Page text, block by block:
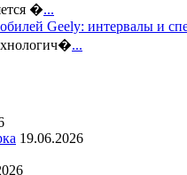
�...
Geely: интервалы и
...
19.06.2026